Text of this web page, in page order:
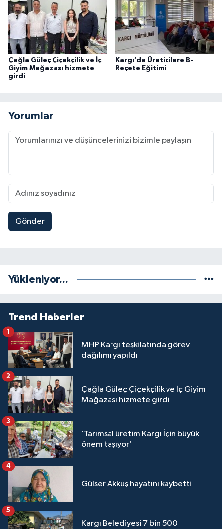
Çağla Güleç Çiçekçilik ve İç
Giyim Mağazası hizmete
girdi
Kargı’da Üreticilere B-
Reçete Eğitimi
Yorumlar
Gönder
Yükleniyor...
Trend Haberler
MHP Kargı teşkilatında görev
dağılımı yapıldı
1
Çağla Güleç Çiçekçilik ve İç Giyim
Mağazası hizmete girdi
2
‘Tarımsal üretim Kargı İçin büyük
önem taşıyor’
3
Gülser Akkuş hayatını kaybetti
4
Kargı Belediyesi 7 bin 500
5